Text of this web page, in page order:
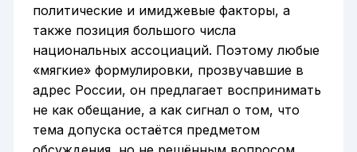
политические и имиджевые факторы, а
также позиция большого числа
национальных ассоциаций. Поэтому любые
«мягкие» формулировки, прозвучавшие в
адрес России, он предлагает воспринимать
не как обещание, а как сигнал о том, что
тема допуска остаётся предметом